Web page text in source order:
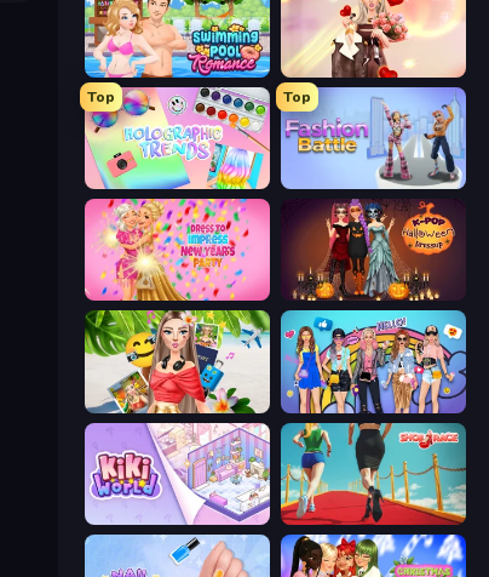
Swimming Pool Romance GRWM Date Night
Top
Holographic Trends
Top
Fashion Battle
Dress To Impress: New Year's Party
Travel with Me: ASMR Edition College Girls Team Makeover
KiKi World Shoe Race